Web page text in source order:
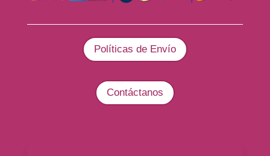
Políticas de Envío
Contáctanos